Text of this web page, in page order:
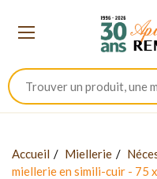
Accueil Miellerie
miellerie en simili-cuir - 75